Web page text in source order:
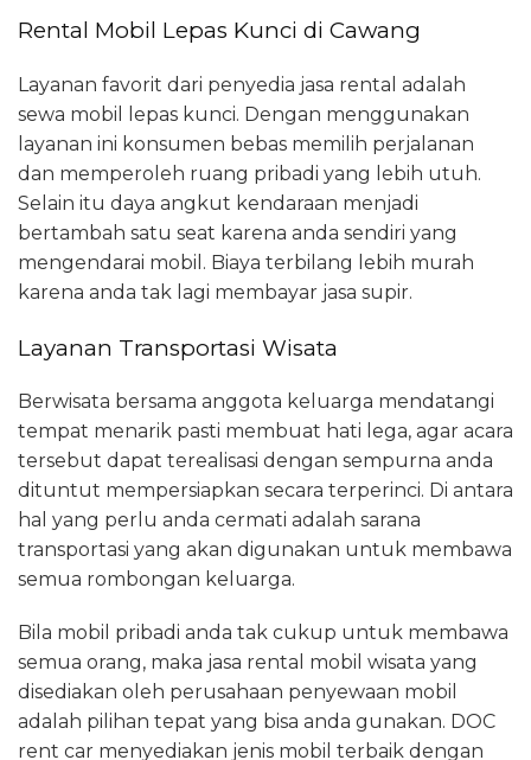
Rental Mobil Lepas Kunci di Cawang
Layanan favorit dari penyedia jasa rental adalah
sewa mobil lepas kunci. Dengan menggunakan
layanan ini konsumen bebas memilih perjalanan
dan memperoleh ruang pribadi yang lebih utuh.
Selain itu daya angkut kendaraan menjadi
bertambah satu seat karena anda sendiri yang
mengendarai mobil. Biaya terbilang lebih murah
karena anda tak lagi membayar jasa supir.
Layanan Transportasi Wisata
Berwisata bersama anggota keluarga mendatangi
tempat menarik pasti membuat hati lega, agar acara
tersebut dapat terealisasi dengan sempurna anda
dituntut mempersiapkan secara terperinci. Di antara
hal yang perlu anda cermati adalah sarana
transportasi yang akan digunakan untuk membawa
semua rombongan keluarga.
Bila mobil pribadi anda tak cukup untuk membawa
semua orang, maka jasa rental mobil wisata yang
disediakan oleh perusahaan penyewaan mobil
adalah pilihan tepat yang bisa anda gunakan. DOC
rent car menyediakan jenis mobil terbaik dengan